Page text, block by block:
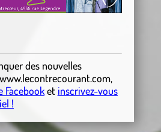
des nouvelles
www.lecontrecourant.com,
Facebooket inscrivez-vous
!